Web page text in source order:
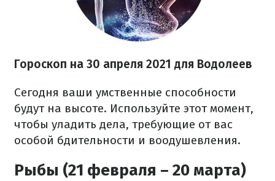
Гороскоп на 30 апреля 2021 для Водолеев
Сегодня ваши умственные способности
будут на высоте. Используйте этот момент,
чтобы уладить дела, требующие от вас
особой бдительности и воодушевления.
Рыбы (21 февраля – 20 марта)